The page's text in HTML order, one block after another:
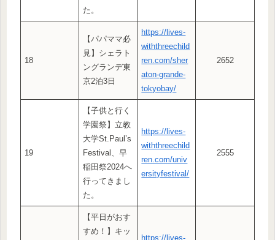
た。
18
【パパママ必
見】シェラト
ングランデ東
京2泊3日
https://lives-
withthreechild
ren.com/sher
aton-grande-
tokyobay/
2652
19
【子供と行く
学園祭】立教
大学St.Paul’s
Festival、早
稲田祭2024へ
行ってきまし
た。
https://lives-
withthreechild
ren.com/univ
ersityfestival/
2555
【平日がおす
すめ！】キッ
https://lives-